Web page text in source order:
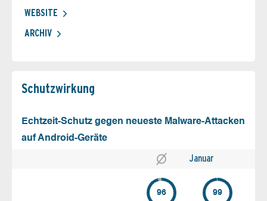
WEBSITE
ARCHIV
Schutz­wirkung
Echtzeit-Schutz gegen neueste Malware-Attacken
auf Android-Geräte
Januar
96 99